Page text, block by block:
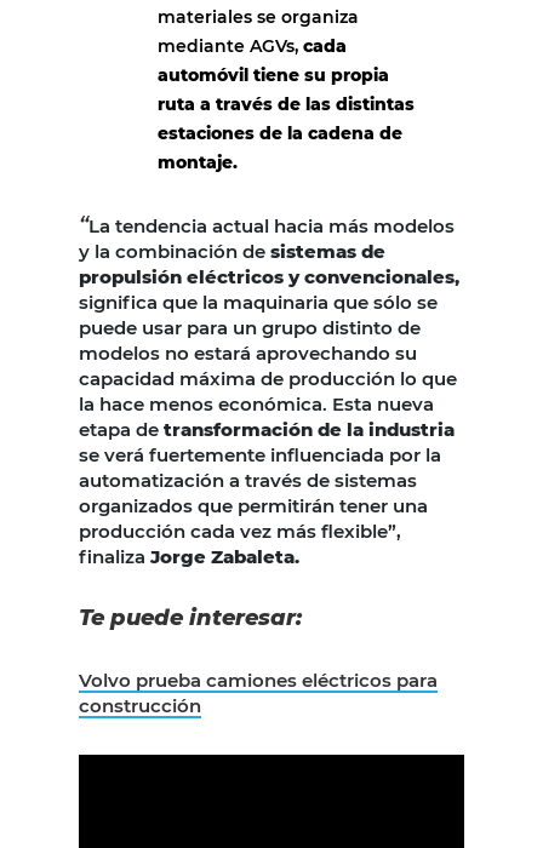
materiales se organiza
mediante AGVs, cada
automóvil tiene su propia
ruta a través de las distintas
estaciones de la cadena de
montaje.
“La tendencia actual hacia más modelos
y la combinación de sistemas de
propulsión eléctricos y convencionales,
significa que la maquinaria que sólo se
puede usar para un grupo distinto de
modelos no estará aprovechando su
capacidad máxima de producción lo que
la hace menos económica. Esta nueva
etapa de transformación de la industria
se verá fuertemente influenciada por la
automatización a través de sistemas
organizados que permitirán tener una
producción cada vez más flexible”,
finaliza Jorge Zabaleta.
Te puede interesar:
Volvo prueba camiones eléctricos para
construcción